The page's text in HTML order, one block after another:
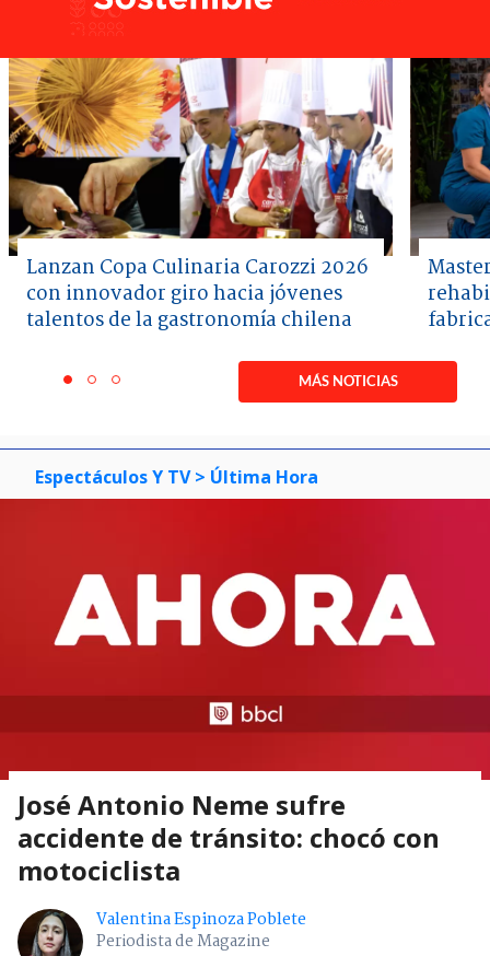
Lanzan Copa Culinaria Carozzi 2026
con innovador giro hacia jóvenes
talentos de la gastronomía chilena
itemitemitem
MÁS NOTICIAS
Espectáculos Y TV > Última Hora
José Antonio Neme sufre
accidente de tránsito: chocó con
motociclista
Valentina Espinoza Poblete
Periodista de Magazine